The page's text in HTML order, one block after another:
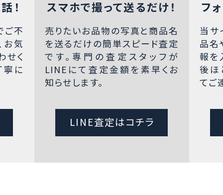
！
ご不
お気
せく
寧に
スマホで撮って送るだけ！
売りたいお品物の写真と商品名
を送るだけの簡単スピード査定
です。専門の査定スタッフが
LINEにて査定金額を素早くお
知らせします。
LINE査定はコチラ
フ
当サ
品名
報を
後ほ
てご